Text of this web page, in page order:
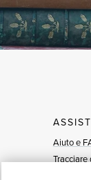
Aiuto e
Tracciare